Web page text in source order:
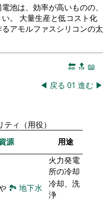
池は、効率が高いものの、
。 大量生産と低コスト化
アモルファスシリコンの太
🔚 🔝 📖
◀ 戻る 01 進む ▶
ィ（用役）
源 用途
火力発電
所の冷却
🏞 地下水
冷却、洗
浄